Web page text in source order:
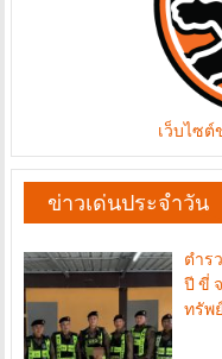
เว็บไซต์
ข่าวเด่นประจำวัน
ตำร
ปี ขี่
ทรัพ